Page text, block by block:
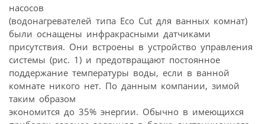
насосов
(водонагревателей типа Eco Cut для ванных комнат)
были оснащены инфракрасными датчиками
присутствия. Они встроены в устройство управления
системы (рис. 1) и предотвращают постоянное
поддержание температуры воды, если в ванной
комнате никого нет. По данным компании, зимой
таким образом
экономится до 35% энергии. Обычно в имеющихся